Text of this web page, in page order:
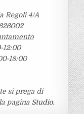
Regoli 4/A
12:00
18:00
si prega di
pagina Studio.